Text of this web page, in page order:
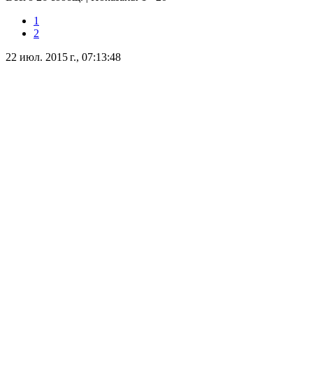
1
2
22 июл. 2015 г., 07:13:48